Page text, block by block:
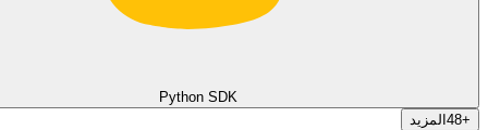
Python SDK
+
48المزيد